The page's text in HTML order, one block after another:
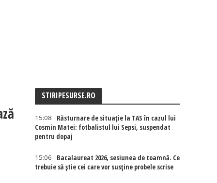
STIRIPESURSE.RO
15:08
Răsturnare de situație la TAS în cazul lui
Cosmin Matei: fotbalistul lui Sepsi, suspendat
pentru dopaj
15:06
Bacalaureat 2026, sesiunea de toamnă. Ce
trebuie să știe cei care vor susține probele scrise